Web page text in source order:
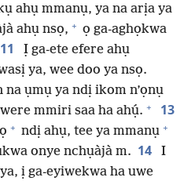
ahụ mmanụ, ya na arịa ya
ahụ nsọ, + ọ ga-aghọkwa
11
Ị ga-ete efere ahụ
ya, wee doo ya nsọ.
na ụmụ ya ndị ikom n’ọnụ
mmiri saa ha ahụ́. + 13
+ ndị ahụ, tee ya mmanụ +
onye nchụàjà m. 14
I
ị ga-eyiwekwa ha uwe